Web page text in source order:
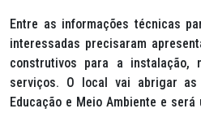
Entre as informações técnicas
interessadas precisaram
construtivos para a instalação,
serviços. O local vai abrigar
Educação e Meio Ambiente e